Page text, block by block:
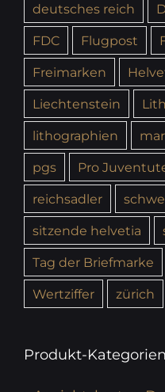
deutsches reich
FDC
Flugpost
Freimarken
Liechtenstein
lithographien
pgs
Pro
reichsadler
sitzende helvetia
Tag der Briefmarke
Wertziffer
zürich
Produkt-